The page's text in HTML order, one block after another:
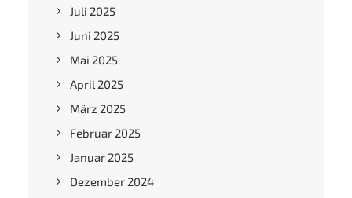
Juli 2025
Juni 2025
Mai 2025
April 2025
März 2025
Februar 2025
Januar 2025
Dezember 2024